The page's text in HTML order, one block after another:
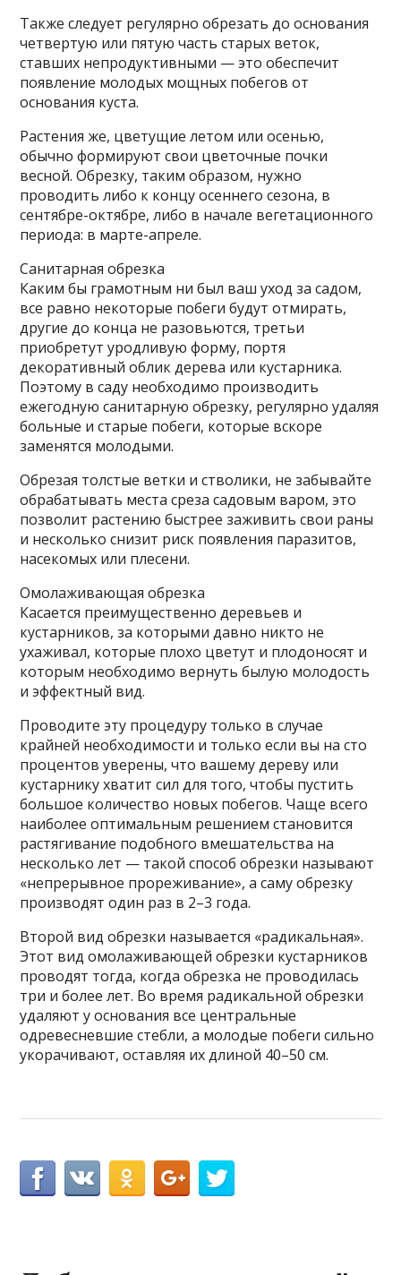
Также следует регулярно обрезать до основания
четвертую или пятую часть старых веток,
ставших непродуктивными — это обеспечит
появление молодых мощных побегов от
основания куста.
Растения же, цветущие летом или осенью,
обычно формируют свои цветочные почки
весной. Обрезку, таким образом, нужно
проводить либо к концу осеннего сезона, в
сентябре-октябре, либо в начале вегетационного
периода: в марте-апреле.
Санитарная обрезка
Каким бы грамотным ни был ваш уход за садом,
все равно некоторые побеги будут отмирать,
другие до конца не разовьются, третьи
приобретут уродливую форму, портя
декоративный облик дерева или кустарника.
Поэтому в саду необходимо производить
ежегодную санитарную обрезку, регулярно удаляя
больные и старые побеги, которые вскоре
заменятся молодыми.
Обрезая толстые ветки и стволики, не забывайте
обрабатывать места среза садовым варом, это
позволит растению быстрее заживить свои раны
и несколько снизит риск появления паразитов,
насекомых или плесени.
Омолаживающая обрезка
Касается преимущественно деревьев и
кустарников, за которыми давно никто не
ухаживал, которые плохо цветут и плодоносят и
которым необходимо вернуть былую молодость
и эффектный вид.
Проводите эту процедуру только в случае
крайней необходимости и только если вы на сто
процентов уверены, что вашему дереву или
кустарнику хватит сил для того, чтобы пустить
большое количество новых побегов. Чаще всего
наиболее оптимальным решением становится
растягивание подобного вмешательства на
несколько лет — такой способ обрезки называют
«непрерывное прореживание», а саму обрезку
производят один раз в 2–3 года.
Второй вид обрезки называется «радикальная».
Этот вид омолаживающей обрезки кустарников
проводят тогда, когда обрезка не проводилась
три и более лет. Во время радикальной обрезки
удаляют у основания все центральные
одревесневшие стебли, а молодые побеги сильно
укорачивают, оставляя их длиной 40–50 см.